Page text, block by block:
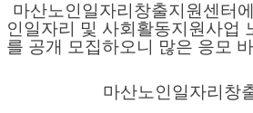
마산노인일자리창출지원센터
인일자리 및 사회활동지원사업
를 공개 모집하오니 많은 응모
마산노인일자리창